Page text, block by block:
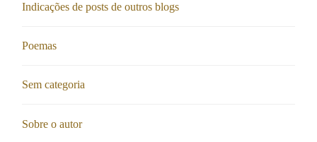
Indicações de posts de outros blogs
Poemas
Sem categoria
Sobre o autor